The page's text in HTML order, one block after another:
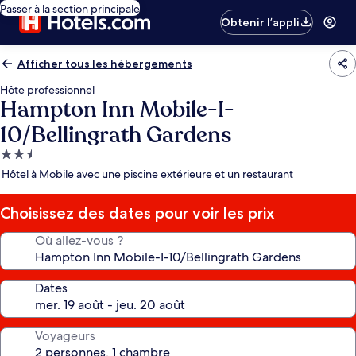
Passer à la section principale
Obtenir l’appli
Afficher tous les hébergements
Hôte professionnel
Hampton Inn Mobile-I-
10/Bellingrath Gardens
Hébergement
2.5 étoiles
Hôtel à Mobile avec une piscine extérieure et un restaurant
Choisissez des dates pour voir les prix
Où allez-vous ?
Dates
Voyageurs